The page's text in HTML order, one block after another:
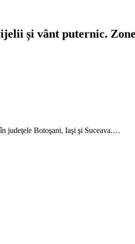
și vânt puternic.
judeţele Botoşani, Iaşi şi Suceava.…